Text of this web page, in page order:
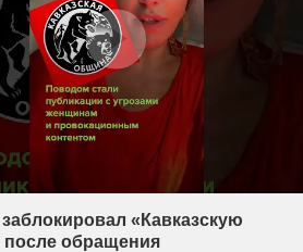
«Кавказскую
обращения